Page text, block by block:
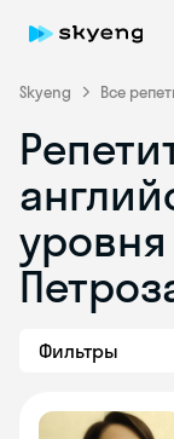
Skyeng Все
Фильтры
Skyeng Chat